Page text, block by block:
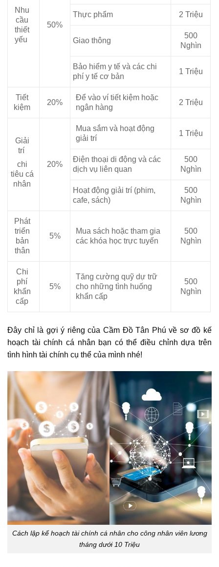
Nhu
cầu
thiết
yếu
50%
Thực phẩm 2 Triệu
Giao thông
500
Nghìn
Bảo hiểm y tế và các chi
phí y tế cơ bản
1 Triệu
Tiết
kiệm
20%
Để vào ví tiết kiệm hoặc
ngân hàng
2 Triệu
Giải
trí
chi
tiêu cá
nhân
20%
Mua sắm và hoạt động
giải trí
1 Triệu
Điện thoại di động và các
dịch vụ liên quan
500
Nghìn
Hoạt động giải trí (phim,
cafe, sách)
500
Nghìn
Phát
triển
bản
thân
5%
Mua sách hoặc tham gia
các khóa học trực tuyến
500
Nghìn
Chi
phí
khẩn
cấp
5%
Tăng cường quỹ dự trữ
cho những tình huống
khẩn cấp
500
Nghìn
Đây chỉ là gợi ý riêng của Cầm Đồ Tân Phú về sơ đồ kế
hoạch tài chính cá nhân bạn có thể điều chỉnh dựa trên
tình hình tài chính cụ thể của mình nhé!
Cách lập kế hoạch tài chính cá nhân cho công nhân viên lương
tháng dưới 10 Triệu